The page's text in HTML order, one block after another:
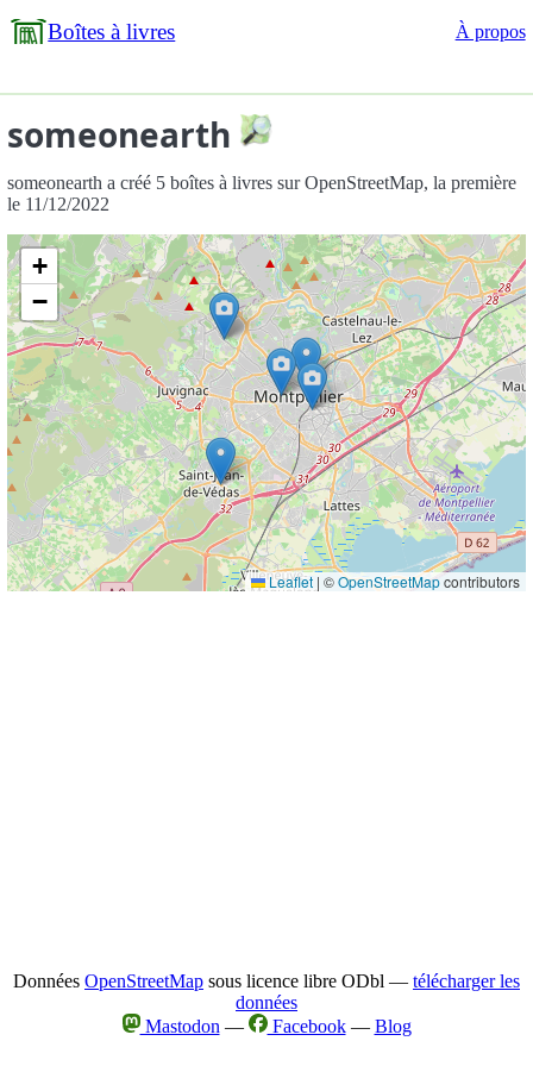
Boîtes à livres À propos
someonearth
someonearth a créé 5 boîtes à livres sur OpenStreetMap, la première
le 11/12/2022
+
−
Leaflet | ©OpenStreetMapcontributors
Données OpenStreetMap sous licence libre ODbl — télécharger les
données
Mastodon — Facebook— Blog